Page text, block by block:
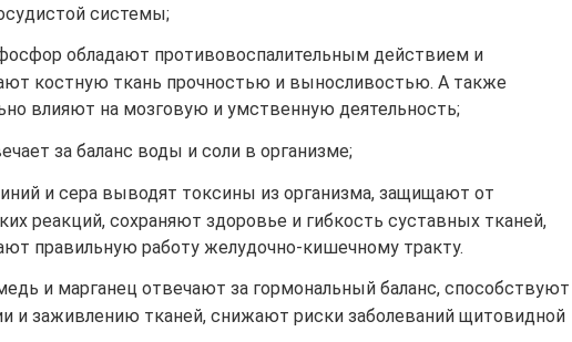
системы;
обладают противовоспалительным действием и
костную ткань прочностью и выносливостью. А также
влияют на мозговую и умственную деятельность;
за баланс воды и соли в организме;
и сера выводят токсины из организма, защищают от
реакций, сохраняют здоровье и гибкость суставных тканей,
правильную работу желудочно-кишечному тракту.
и марганец отвечают за гормональный баланс, способствуют
и заживлению тканей, снижают риски заболеваний щитовидной